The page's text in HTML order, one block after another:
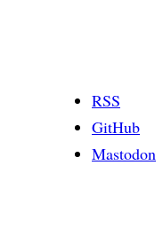
RSS
GitHub
Mastodon